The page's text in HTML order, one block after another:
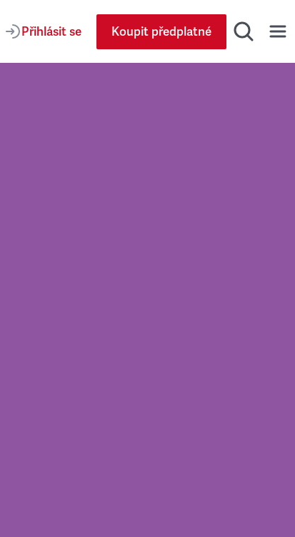
Přihlásit se Koupit předplatné